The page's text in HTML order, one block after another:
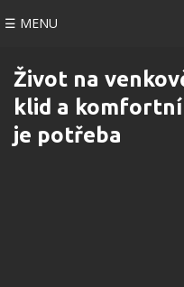
☰ MENU
Život na
klid a
je potřeba